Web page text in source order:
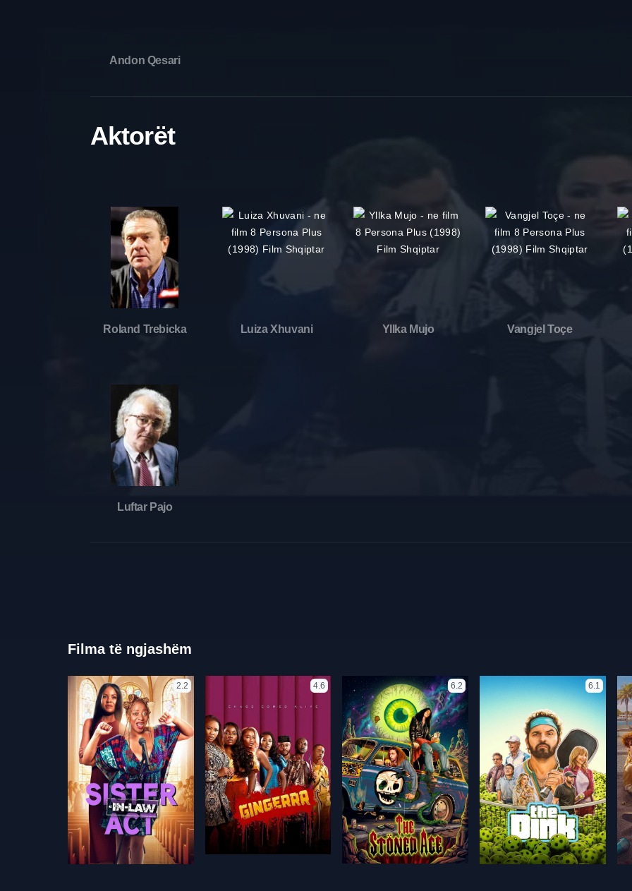
Andon Qesari
Aktorët
Roland Trebicka Luiza Xhuvani Yllka Mujo Vangjel Toçe
Luftar Pajo
Filma të ngjashëm
2.2 4.6 6.2 6.1